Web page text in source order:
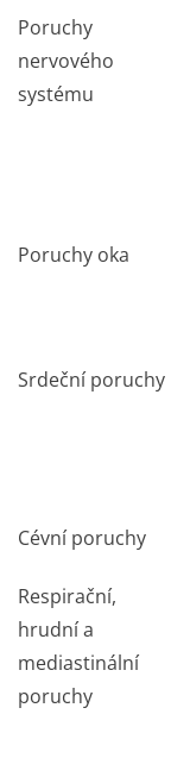
Poruchy
nervového
systému
Poruchy oka
Srdeční poruchy
Cévní poruchy
Respirační,
hrudní a
mediastinální
poruchy